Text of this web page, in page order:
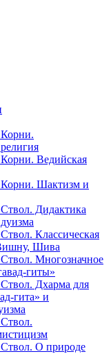
Ведийская
Шактизм и
Дидактика
Классическая
Шива
Многозначное
гиты»
Дхарма для
гита» и
О природе